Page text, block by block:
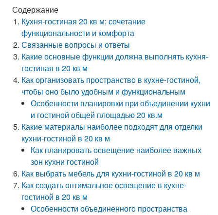
Содержание
Кухня-гостиная 20 кв м: сочетание
функциональности и комфорта
Связанные вопросы и ответы
Какие основные функции должна выполнять кухня-
гостиная в 20 кв м
Как организовать пространство в кухне-гостиной,
чтобы оно было удобным и функциональным
Особенности планировки при объединении кухни
и гостиной общей площадью 20 кв.м
Какие материалы наиболее подходят для отделки
кухни-гостиной в 20 кв м
Как планировать освещение наиболее важных
зон кухни гостиной
Как выбрать мебель для кухни-гостиной в 20 кв м
Как создать оптимальное освещение в кухне-
гостиной в 20 кв м
Особенности объединенного пространства